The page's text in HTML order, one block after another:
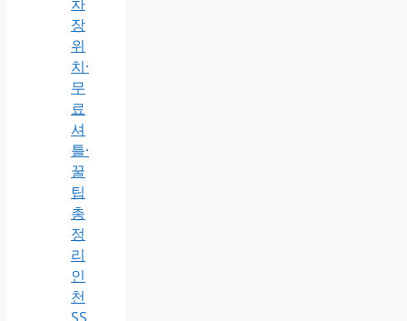
장
위
치·
무
료
셔
틀·
꿀
팁
총
정
리
인
천